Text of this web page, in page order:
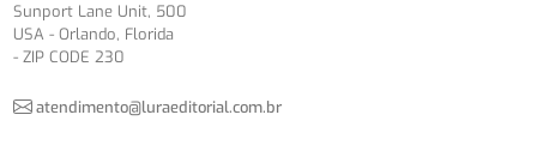
Sunport Lane Unit, 500
USA - Orlando, Florida
- ZIP CODE 230
atendimento@luraeditorial.com.br